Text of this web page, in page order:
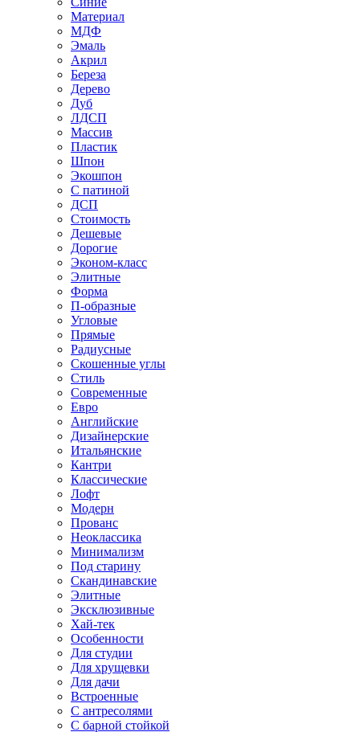
Материал
МДФ
Эмаль
Акрил
Береза
Дерево
Дуб
ЛДСП
Массив
Пластик
Шпон
Экошпон
С патиной
ДСП
Стоимость
Дешевые
Дорогие
Эконом-класс
Элитные
Форма
П-образные
Угловые
Прямые
Радиусные
Скошенные углы
Стиль
Современные
Евро
Английские
Дизайнерские
Итальянские
Кантри
Классические
Лофт
Модерн
Прованс
Неоклассика
Минимализм
Под старину
Скандинавские
Элитные
Эксклюзивные
Хай-тек
Особенности
Для студии
Для хрущевки
Для дачи
Встроенные
С антресолями
С барной стойкой